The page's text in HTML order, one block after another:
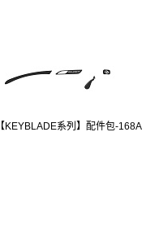
【KEYBLADE系列】配件包-168A